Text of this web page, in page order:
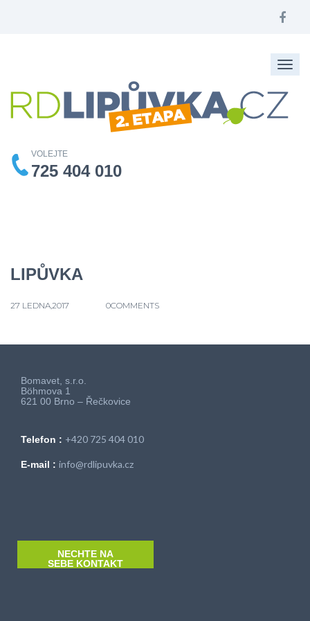
VOLEJTE
725 404 010
LIPŮVKA
27 LEDNA,2017 0COMMENTS
Bomavet, s.r.o.
Böhmova 1
621 00 Brno – Řečkovice
Telefon : +420 725 404 010
E-mail : info@rdlipuvka.cz
NECHTE NA
SEBE KONTAKT